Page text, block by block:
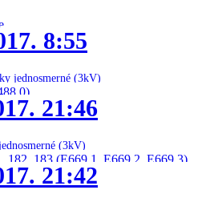
8:55
jednosmerné (3kV)
21:46
(3kV)
182, 183 (E669.1, E669.2, E669.3)
21:42